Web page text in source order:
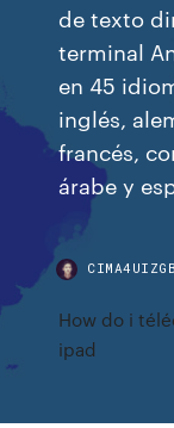
de texto
terminal
en 45
inglés,
francés,
árabe y
How do i
ipad